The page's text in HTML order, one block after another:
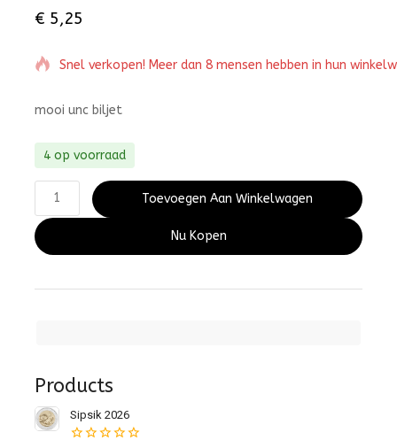
Products
Sipsik 2026
€ 5,25
Snel verkopen! Meer dan 8 mensen hebben in hun
mooi unc biljet
4 op voorraad
Toevoegen Aan Winkelwagen
Nu Kopen